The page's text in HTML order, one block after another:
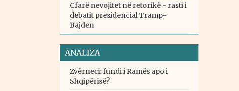
Çfarë nevojitet në retorikë - rasti i
debatit presidencial Tramp-
Bajden
ANALIZA
Zvërneci: fundi i Ramës apo i
Shqipërisë?